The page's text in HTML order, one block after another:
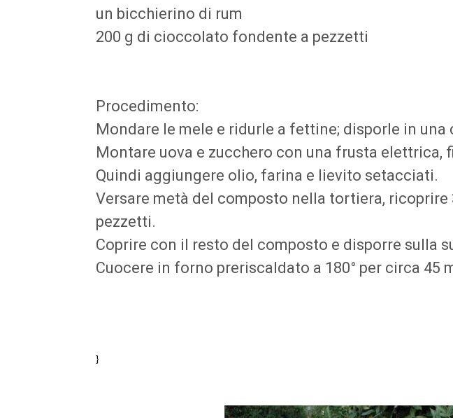
un bicchierino di rum
200 g di cioccolato fondente a pezzetti
Procedimento:
Mondare le mele e ridurle a fettine; disporle in
Montare uova e zucchero con una frusta elettrica,
Quindi aggiungere olio, farina e lievito setacciati.
Versare metà del composto nella tortiera,
pezzetti.
Coprire con il resto del composto e disporre sulla
Cuocere in forno preriscaldato a 180° per circa 45
}